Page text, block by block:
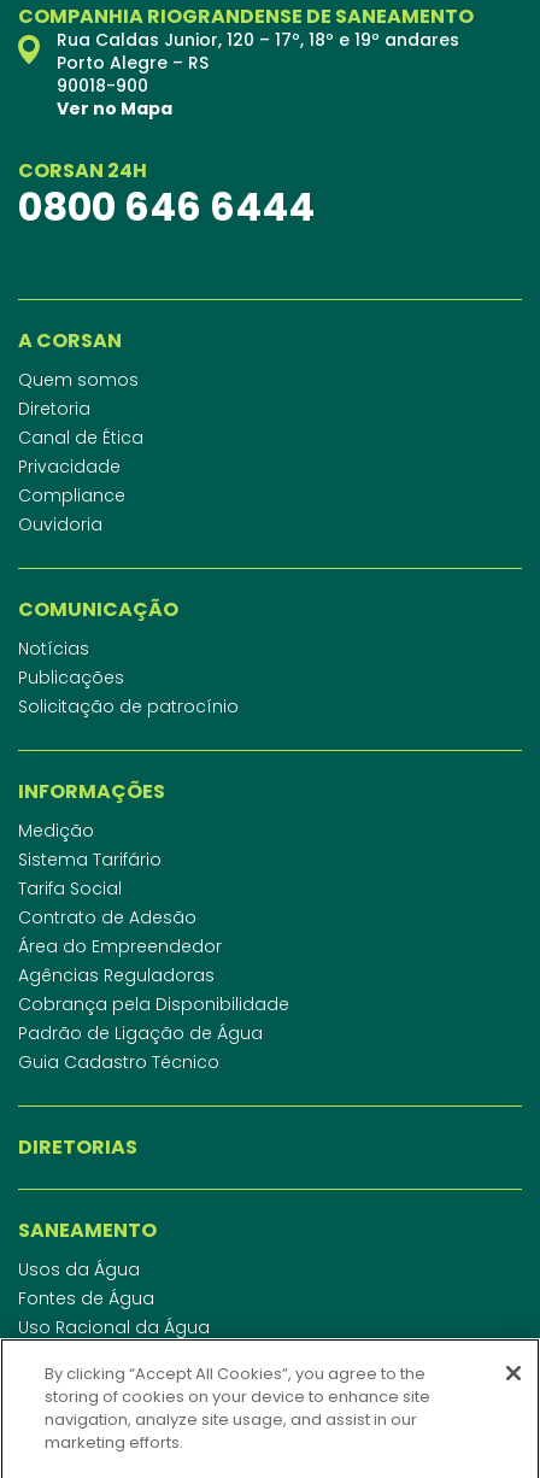
COMPANHIA RIOGRANDENSE DE SANEAMENTO
Rua Caldas Junior, 120 – 17º, 18º e 19º andares
Porto Alegre – RS
90018-900
Ver no Mapa
CORSAN 24H
0800 646 6444
A CORSAN
Quem somos
Diretoria
Canal de Ética
Privacidade
Compliance
Ouvidoria
COMUNICAÇÃO
Notícias
Publicações
Solicitação de patrocínio
INFORMAÇÕES
Medição
Sistema Tarifário
Tarifa Social
Contrato de Adesão
Área do Empreendedor
Agências Reguladoras
Cobrança pela Disponibilidade
Padrão de Ligação de Água
Guia Cadastro Técnico
DIRETORIAS
SANEAMENTO
Usos da Água
Fontes de Água
Uso Racional da Água
Esgotamento Sanitário
Regulamento de Água e Esgoto
Indicadores de qualidade da água
By clicking “Accept All Cookies”, you agree to the
storing of cookies on your device to enhance site
navigation, analyze site usage, and assist in our
marketing efforts.